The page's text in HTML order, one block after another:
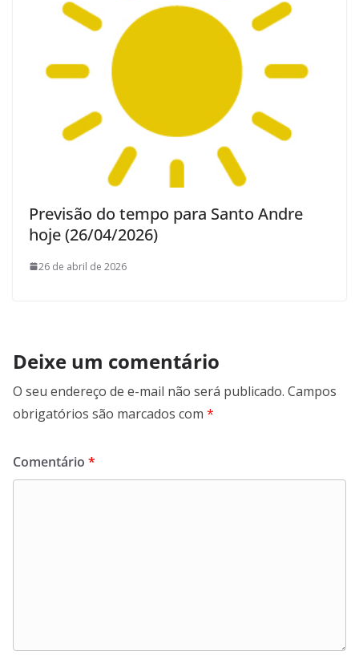
Previsão do tempo para Santo Andre
hoje (26/04/2026)
26 de abril de 2026
Deixe um comentário
O seu endereço de e-mail não será publicado. Campos
obrigatórios são marcados com *
Comentário *